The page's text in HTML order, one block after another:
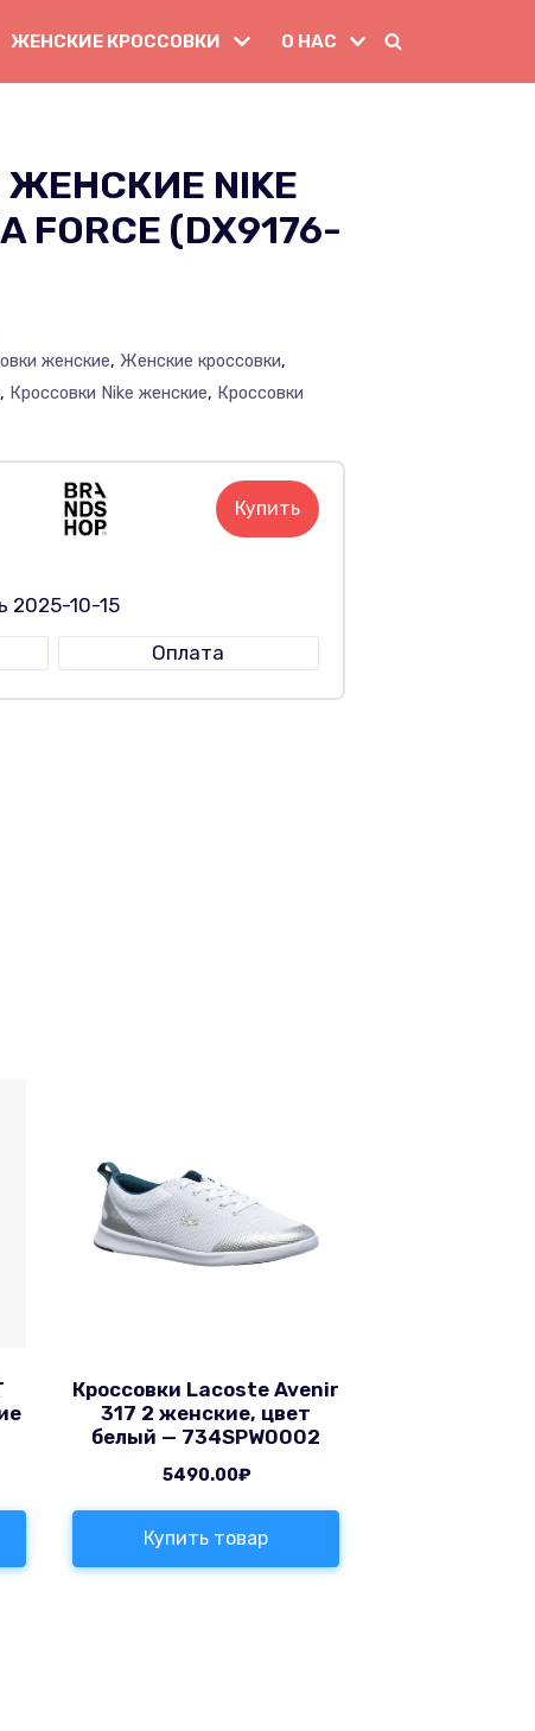
ЖЕНСКИЕ КРОССОВКИ О НАС
NIKE
FORCE (DX9176-
женские, Женские кроссовки,
, Кроссовки Nike женские, Кроссовки
Купить
2025-10-15
Оплата
Кроссовки Lacoste Avenir
317 2 женские, цвет
белый — 734SPW0002
5490.00₽
Купить товар